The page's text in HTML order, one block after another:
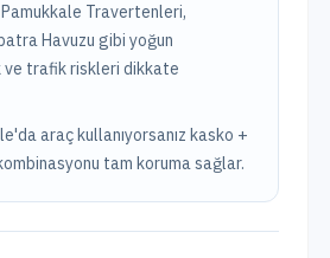
Pamukkale Travertenleri,
Havuzu gibi yoğun
trafik riskleri dikkate
'da araç kullanıyorsanız kasko +
tam koruma sağlar.